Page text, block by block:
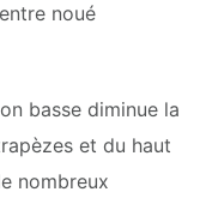
noué
basse diminue la
et du haut
nombreux